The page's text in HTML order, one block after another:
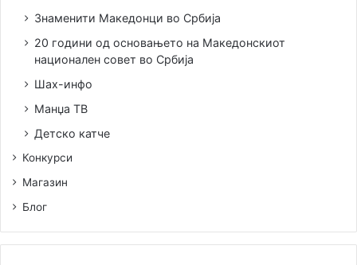
Знаменити Македонци во Србија
20 години од основањето на Македонскиот
национален совет во Србија
Шах-инфо
Манџа ТВ
Детско катче
Конкурси
Магазин
Блог